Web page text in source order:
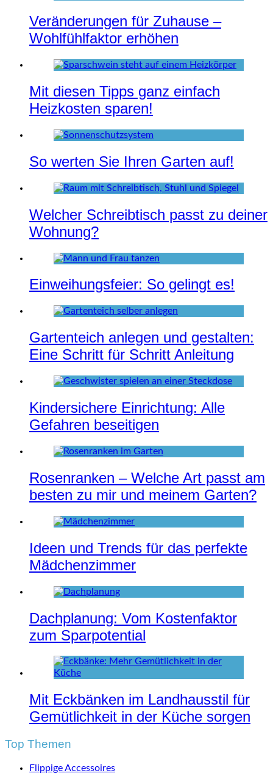
Veränderungen für Zuhause –
Wohlfühlfaktor erhöhen
Mit diesen Tipps ganz einfach
Heizkosten sparen!
So werten Sie Ihren Garten auf!
Welcher Schreibtisch passt zu deiner
Wohnung?
Einweihungsfeier: So gelingt es!
Gartenteich anlegen und gestalten:
Eine Schritt für Schritt Anleitung
Kindersichere Einrichtung: Alle
Gefahren beseitigen
Rosenranken – Welche Art passt am
besten zu mir und meinem Garten?
Ideen und Trends für das perfekte
Mädchenzimmer
Dachplanung: Vom Kostenfaktor
zum Sparpotential
Mit Eckbänken im Landhausstil für
Gemütlichkeit in der Küche sorgen
Top Themen
Flippige Accessoires